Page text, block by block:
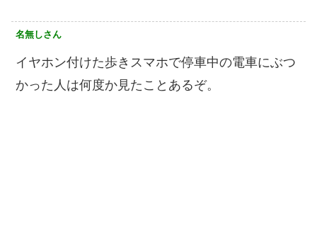
名無しさん
イヤホン付けた歩きスマホで停車中の電車にぶつ
かった人は何度か見たことあるぞ。